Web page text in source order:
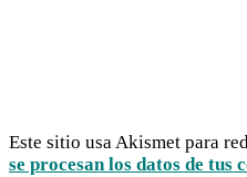
Este sitio usa Akismet para
se procesan los datos de tus